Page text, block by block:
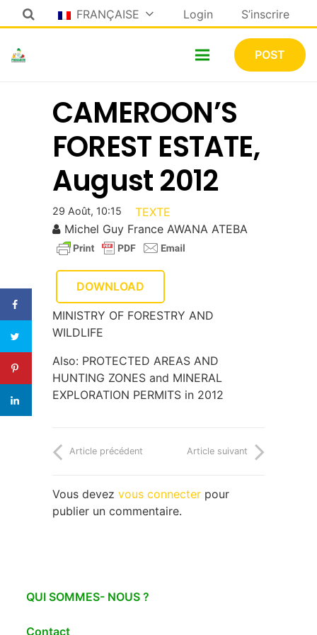
FRANÇAISE Login S’inscrire
POST
CAMEROON’S
FOREST ESTATE,
August 2012
29 Août, 10:15
TEXTE
Michel Guy France AWANA ATEBA
DOWNLOAD
MINISTRY OF FORESTRY AND
WILDLIFE
Also: PROTECTED AREAS AND
HUNTING ZONES and MINERAL
EXPLORATION PERMITS in 2012
Article précédent Article suivant
Vous devez vous connecter pour
publier un commentaire.
QUI SOMMES- NOUS ?
Contact